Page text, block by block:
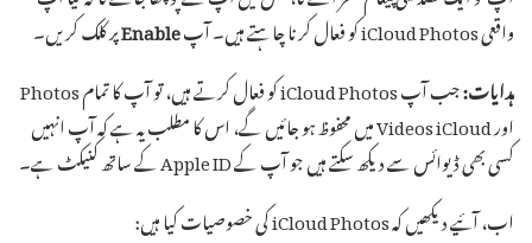
واقعی iCloud Photos کو فعال کرنا چاہتے ہیں۔ آپ Enableپر کلک کریں۔
ہدایات:
جب آپ iCloud Photos کو فعال کرتے ہیں، تو آپ کا تمام Photos
اور Videos iCloud میں محفوظ ہو جائیں گے، اس کا مطلب یہ ہے کہ آپ انہیں
کسی بھی ڈیوائس سے دیکھ سکتے ہیں جو آپ کے Apple ID کے ساتھ کنیکٹ ہے۔
اب، آئیے دیکھیں کہ iCloud Photos کی خصوصیات کیا ہیں: